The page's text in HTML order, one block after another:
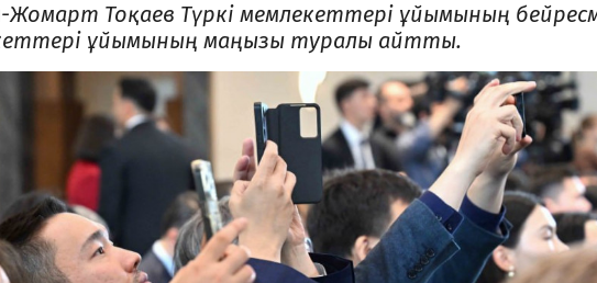
Жомарт Тоқаев Түркі мемлекеттері ұйымының
ұйымының маңызы туралы айтты.